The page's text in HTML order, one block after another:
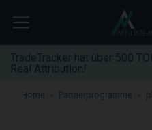
TradeTracker hat über 500
Real Attribution!
Home Partnerprogramme